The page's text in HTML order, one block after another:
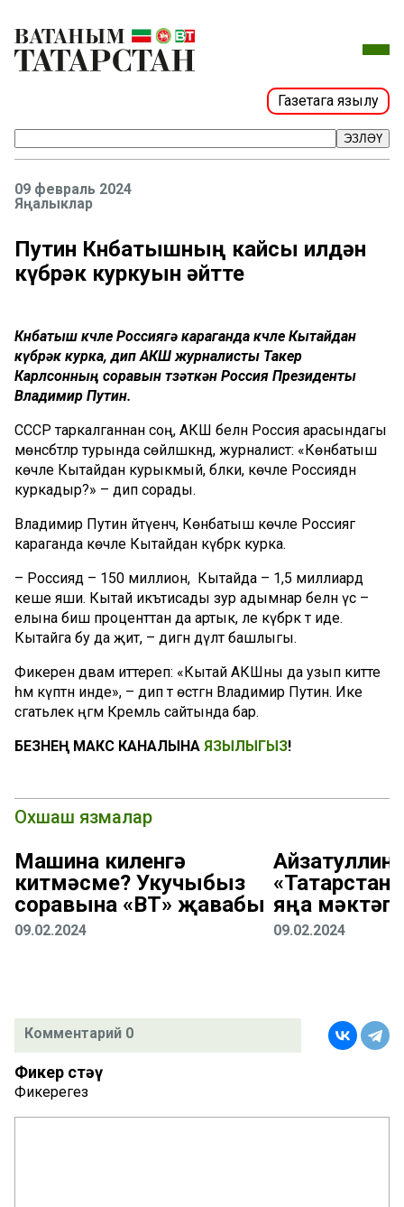
Газетага язылу
ЭЗЛӘҮ
09 февраль 2024
Яңалыклар
Путин Көнбатышның кайсы илдән
күбрәк куркуын әйтте
Көнбатыш көчле Россиягә караганда көчле Кытайдан
күбрәк курка, дип АКШ журналисты Такер
Карлсонның соравын төзәткән Россия Президенты
Владимир Путин.
СССР таркалганнан соң, АКШ белән Россия арасындагы
мөнәсәбәтләр турында сөйләшкәндә, журналист: «Көнбатыш
көчле Кытайдан курыкмый, бәлки, көчле Россиядән
куркадыр?» – дип сорады.
Владимир Путин әйтүенчә, Көнбатыш көчле Россиягә
караганда көчле Кытайдан күбрәк курка.
– Россиядә – 150 миллион, ә Кытайда – 1,5 миллиард
кеше яши. Кытай икътисады зур адымнар белән үсә –
елына биш проценттан да артык, әле күбрәк тә иде.
Кытайга бу да җитә, – дигән дәүләт башлыгы.
Фикерен дәвам иттереп: «Кытай АКШны да узып китте
һәм күптән инде», – дип тә өстәгән Владимир Путин. Ике
сәгатьлек әңгәмә Кремль сайтында бар.
БЕЗНЕҢ МАКС КАНАЛЫНА ЯЗЫЛЫГЫЗ!
Охшаш язмалар
Машина киленгә
китмәсме? Укучыбыз
соравына «ВТ» җавабы
09.02.2024
Айзатуллин:
яңа мәктәп
09.02.2024
Комментарий 0
Фикер өстәү
Фикерегез